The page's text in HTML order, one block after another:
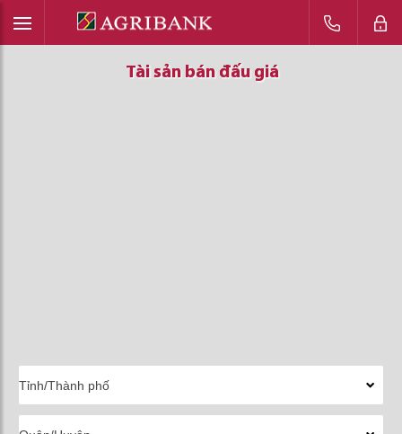
Tài sản bán đấu giá
Tài sản bán đấu giá
Tài sản bán đấu giá